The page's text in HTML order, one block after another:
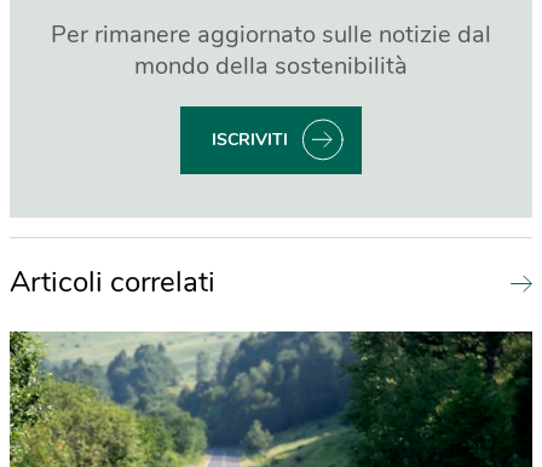
Per rimanere aggiornato sulle notizie dal
mondo della sostenibilità
ISCRIVITI
Articoli correlati